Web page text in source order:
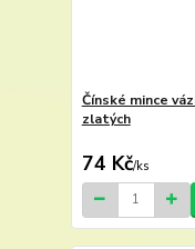
Čínské mince
zlatých
74 Kč/ks